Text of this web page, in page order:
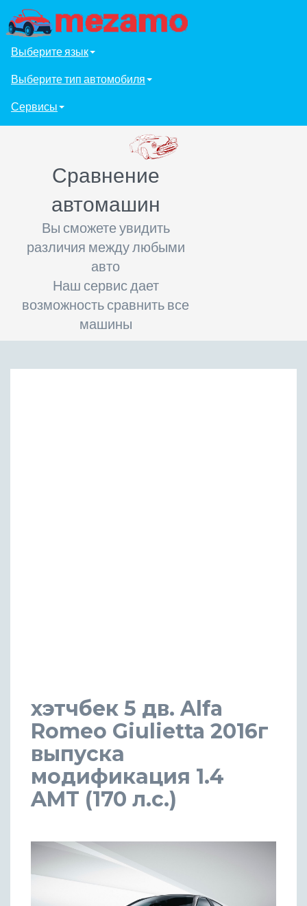
Выберите язык
Выберите тип автомобиля
Сервисы
Сравнение
автомашин
Вы сможете увидить
различия между любыми
авто
Наш сервис дает
возможность сравнить все
машины
хэтчбек 5 дв. Alfa
Romeo Giulietta 2016г
выпуска
модификация 1.4
AMT (170 л.с.)